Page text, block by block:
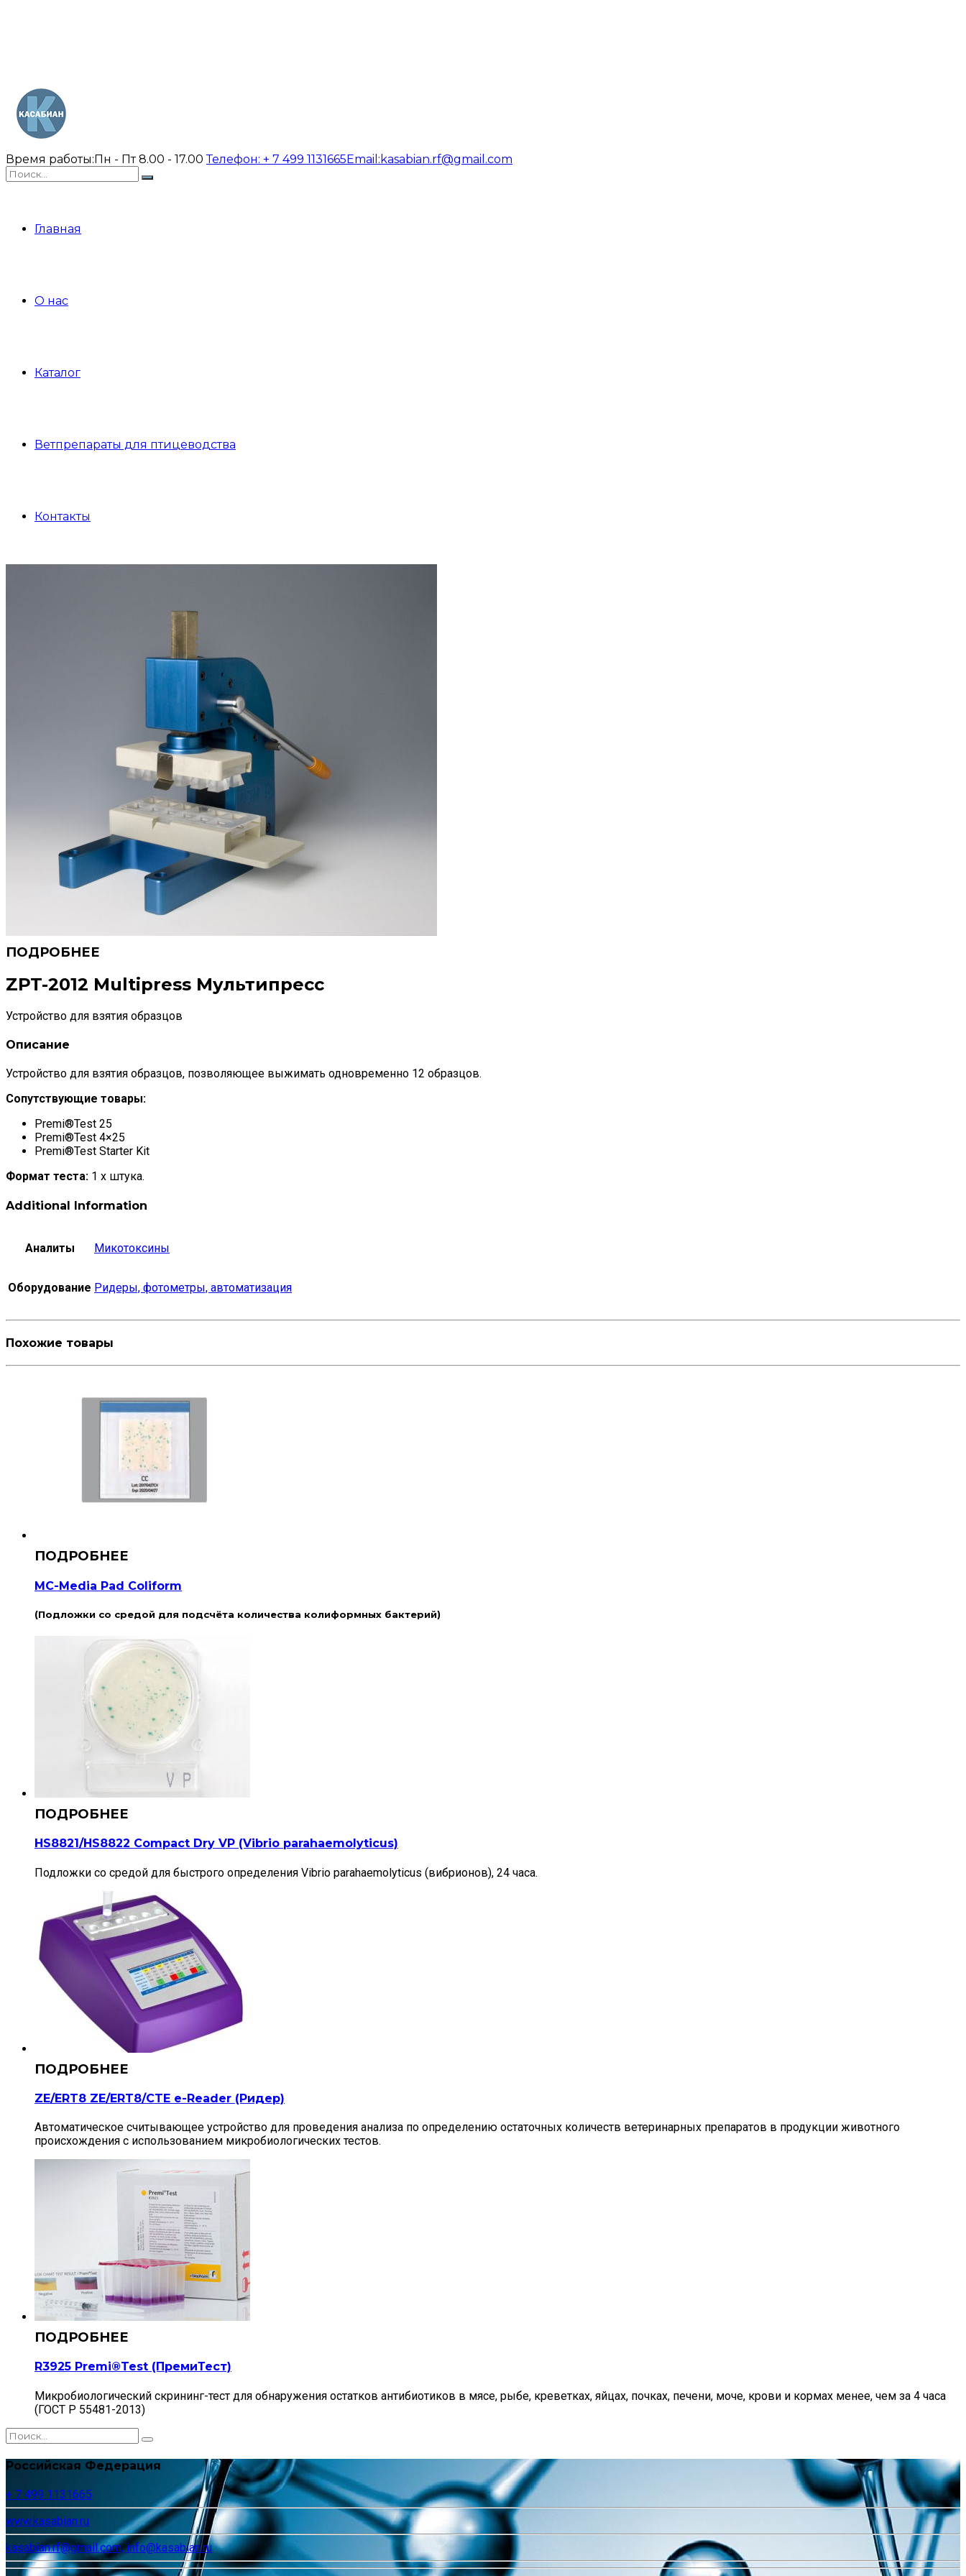
Время работы:Пн - Пт 8.00 - 17.00Телефон: + 7 499 1131665Email: kasabian.rf@gmail.com
Главная
О нас
Каталог
Ветпрепараты для птицеводства
Контакты
ZPT-2012 Multipress Мультипресс
Устройство для взятия образцов
Описание
Устройство для взятия образцов, позволяющее выжимать одновременно 12 образцов.
Сопутствующие товары:
Premi®Test 25
Premi®Test 4×25
Premi®Test Starter Kit
Формат теста: 1 x штука.
Additional Information
Аналиты Микотоксины
Оборудование Ридеры, фотометры, автоматизация
Похожие товары
MC-Media Pad Coliform
(Подложки со средой для подсчёта количества колиформных бактерий)
HS8821/HS8822 Compact Dry VP (Vibrio parahaemolyticus)
Подложки со средой для быстрого определения Vibrio parahaemolyticus (вибрионов), 24 часа.
ZE/ERT8 ZE/ERT8/CTE e-Reader (Ридер)
Автоматическое считывающее устройство для проведения анализа по определению остаточных количеств ветеринарных препаратов в продукции животного
происхождения с использованием микробиологических тестов.
R3925 Premi®Test (ПремиТест)
Микробиологический скрининг-тест для обнаружения остатков антибиотиков в мясе, рыбе, креветках, яйцах, почках, печени, моче, крови и кормах менее, чем за 4 часа
(ГОСТ Р 55481-2013)
Российская Федерация
+ 7 499 1131665
www.kasabian.ru
kasabian.rf@gmail.com, info@kasabian.ru